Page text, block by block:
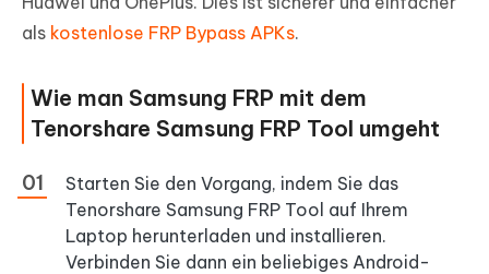
als kostenlose FRP Bypass APKs.
Wie man Samsung FRP mit dem
Tenorshare Samsung FRP Tool umgeht
Starten Sie den Vorgang, indem Sie das
Tenorshare Samsung FRP Tool auf Ihrem
Laptop herunterladen und installieren.
Verbinden Sie dann ein beliebiges Android-